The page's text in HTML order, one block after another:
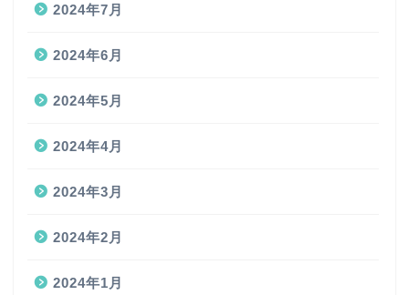
2024年7月
2024年6月
2024年5月
2024年4月
2024年3月
2024年2月
2024年1月